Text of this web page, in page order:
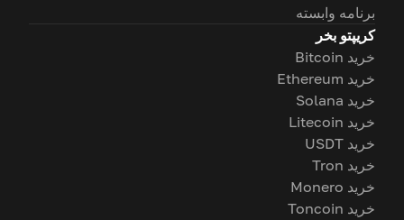
برنامه وابسته
کریپتو بخر
خرید Bitcoin
خرید Ethereum
خرید Solana
خرید Litecoin
خرید USDT
خرید Tron
خرید Monero
خرید Toncoin